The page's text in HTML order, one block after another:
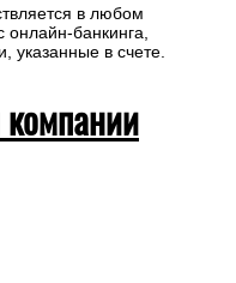
в любом
онлайн-банкинга,
указанные в счете.